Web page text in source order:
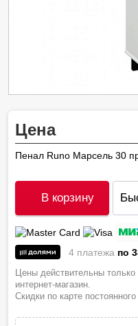
Цена
Пенал Runo Марсель 30
В корзину
4 платежа по
Цены действительны
интернет-магазин.
Скидки по карте